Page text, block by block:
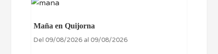
Maña en Quijorna
Del 09/08/2026 al 09/08/2026